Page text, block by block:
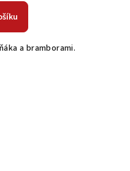
a bramborami.